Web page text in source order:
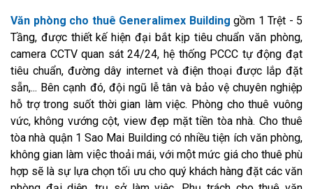
Văn phòng cho thuê Generalimex Building gồm 1 Trệt - 5
Tầng, được thiết kế hiện đại bắt kịp tiêu chuẩn văn phòng,
camera CCTV quan sát 24/24, hệ thống PCCC tự động đạt
tiêu chuẩn, đường dây internet và điện thoại được lắp đặt
sẵn,... Bên cạnh đó, đội ngũ lễ tân và bảo vệ chuyên nghiệp
hỗ trợ trong suốt thời gian làm việc. Phòng cho thuê vuông
vức, không vướng cột, view đẹp mặt tiền tòa nhà. Cho thuê
tòa nhà quận 1 Sao Mai Building có nhiều tiện ích văn phòng,
không gian làm việc thoải mái, với một mức giá cho thuê phù
hợp sẽ là sự lựa chọn tối ưu cho quý khách hàng đặt các văn